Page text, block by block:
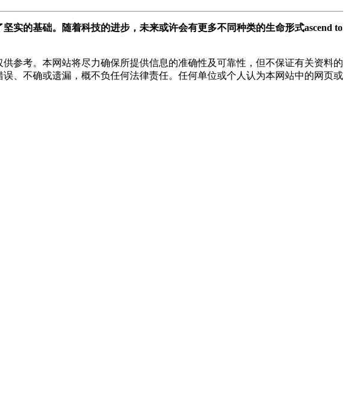
实的基础。随着科技的进步，未来或许会有更多不同种类的生命形式ascend to
参考。本网站将尽力确保所提供信息的准确性及可靠性，但不保证有关资料的
、不确或遗漏，概不负任何法律责任。任何单位或个人认为本网站中的网页或